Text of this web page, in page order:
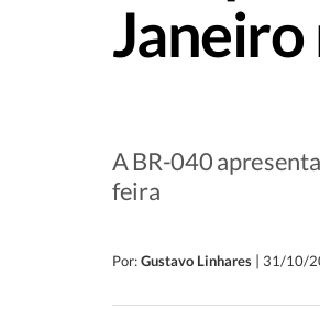
Janeiro
A BR-040
feira
Por:Gustavo Linhares | 31/10/